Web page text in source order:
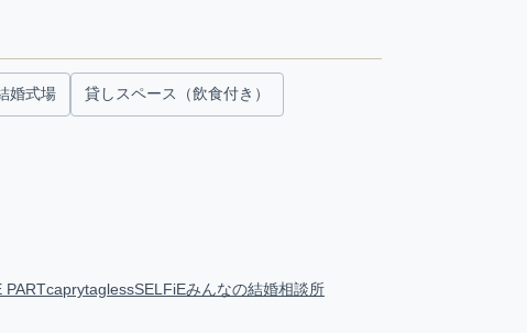
婚式場 貸しスペース（飲食付き）
PARTcaprytaglessSELFiEみんなの結婚相談所